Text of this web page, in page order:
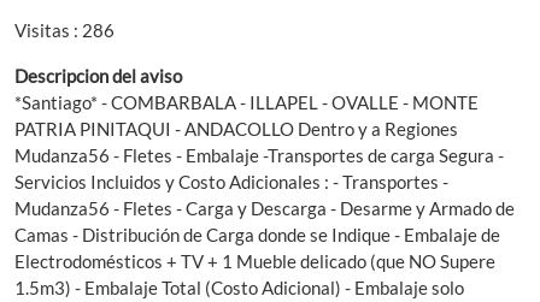
Visitas : 286
Descripcion del aviso
*Santiago* - COMBARBALA - ILLAPEL - OVALLE - MONTE
PATRIA PINITAQUI - ANDACOLLO Dentro y a Regiones
Mudanza56 - Fletes - Embalaje -Transportes de carga Segura -
Servicios Incluidos y Costo Adicionales : - Transportes -
Mudanza56 - Fletes - Carga y Descarga - Desarme y Armado de
Camas - Distribución de Carga donde se Indique - Embalaje de
Electrodomésticos + TV + 1 Mueble delicado (que NO Supere
1.5m3) - Embalaje Total (Costo Adicional) - Embalaje solo